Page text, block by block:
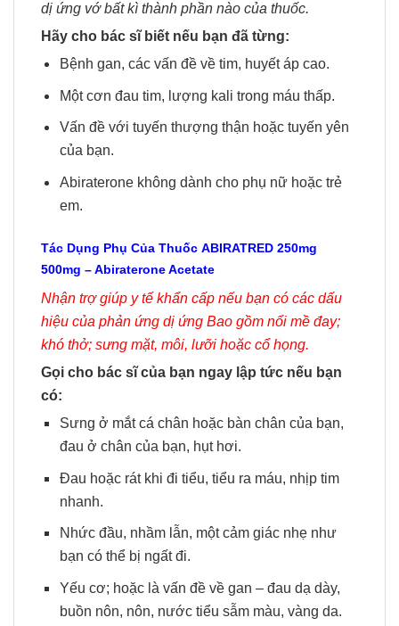
dị ứng vớ bất kì thành phần nào của thuốc.
Hãy cho bác sĩ biết nếu bạn đã từng:
Bệnh gan, các vấn đề về tim, huyết áp cao.
Một cơn đau tim, lượng kali trong máu thấp.
Vấn đề với tuyến thượng thận hoặc tuyến yên
của bạn.
Abiraterone không dành cho phụ nữ hoặc trẻ
em.
Tác Dụng Phụ Của Thuốc ABIRATRED 250mg
500mg – Abiraterone Acetate
Nhận trợ giúp y tế khẩn cấp nếu bạn có các dấu
hiệu của phản ứng dị ứng Bao gồm nổi mề đay;
khó thở; sưng mặt, môi, lưỡi hoặc cổ họng.
Gọi cho bác sĩ của bạn ngay lập tức nếu bạn
có:
Sưng ở mắt cá chân hoặc bàn chân của bạn,
đau ở chân của bạn, hụt hơi.
Đau hoặc rát khi đi tiểu, tiểu ra máu, nhịp tim
nhanh.
Nhức đầu, nhầm lẫn, một cảm giác nhẹ như
bạn có thể bị ngất đi.
Yếu cơ; hoặc là vấn đề về gan – đau dạ dày,
buồn nôn, nôn, nước tiểu sẫm màu, vàng da.